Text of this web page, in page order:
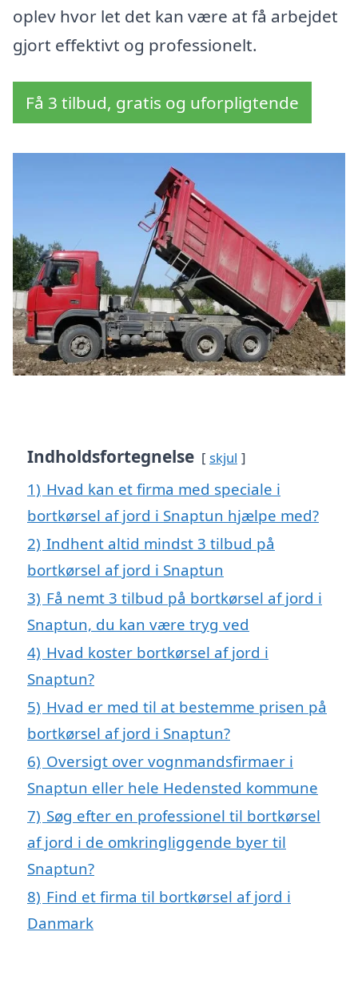
oplev hvor let det kan være at få arbejdet
gjort effektivt og professionelt.
Få 3 tilbud, gratis og uforpligtende
Indholdsfortegnelse skjul
1) Hvad kan et firma med speciale i
bortkørsel af jord i Snaptun hjælpe med?
2) Indhent altid mindst 3 tilbud på
bortkørsel af jord i Snaptun
3) Få nemt 3 tilbud på bortkørsel af jord i
Snaptun, du kan være tryg ved
4) Hvad koster bortkørsel af jord i
Snaptun?
5) Hvad er med til at bestemme prisen på
bortkørsel af jord i Snaptun?
6) Oversigt over vognmandsfirmaer i
Snaptun eller hele Hedensted kommune
7) Søg efter en professionel til bortkørsel
af jord i de omkringliggende byer til
Snaptun?
8) Find et firma til bortkørsel af jord i
Danmark